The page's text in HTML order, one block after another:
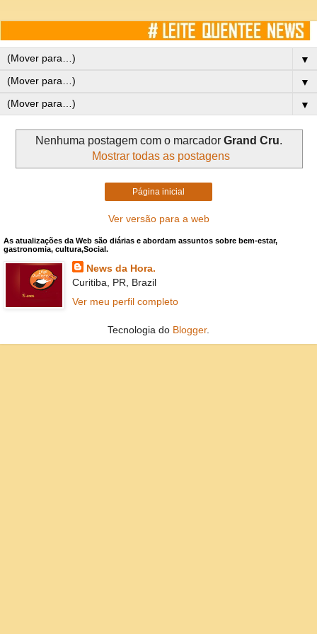
▼
▼
▼
Nenhuma postagem com o marcador Grand Cru.
Mostrar todas as postagens
Página inicial
Ver versão para a web
As atualizações da Web são diárias e abordam assuntos sobre bem-estar,
gastronomia, cultura,Social.
News da Hora.
Curitiba, PR, Brazil
Ver meu perfil completo
Tecnologia do Blogger.